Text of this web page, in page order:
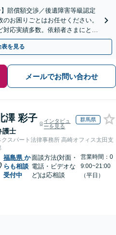
賠償額交渉／後遺障害等級認定
お困りごとはお任せください。
対応実績多数。依頼者さまにとっ
交渉・対応します
表を見る
メールでお問い合わせ
澤 彩子
護士
インタビュ
ーを見る
群馬県
クスパート法律事務所 高崎オフィス太田支
福島県 か
らも相談
受付中
面談方法(対面・
電話・ビデオな
ど)は応相談
営業時間：0
9:00~21:00
（平日）